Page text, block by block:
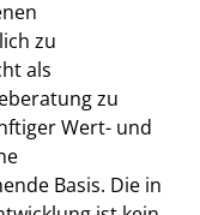
zu
als
zu
Wert- und
Basis. Die in